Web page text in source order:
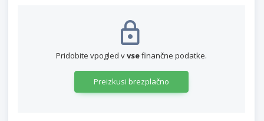
Pridobite vpogled vvsefinančne podatke.
Preizkusi brezplačno